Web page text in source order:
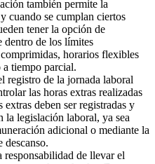
también permite la
cuando se cumplan ciertos
tener la opción de
dentro de los límites
horarios flexibles
a tiempo parcial.
registro de la jornada laboral
las horas extras realizadas
deben ser registradas y
la legislación laboral, ya sea
adicional o mediante la
descanso.
de llevar el